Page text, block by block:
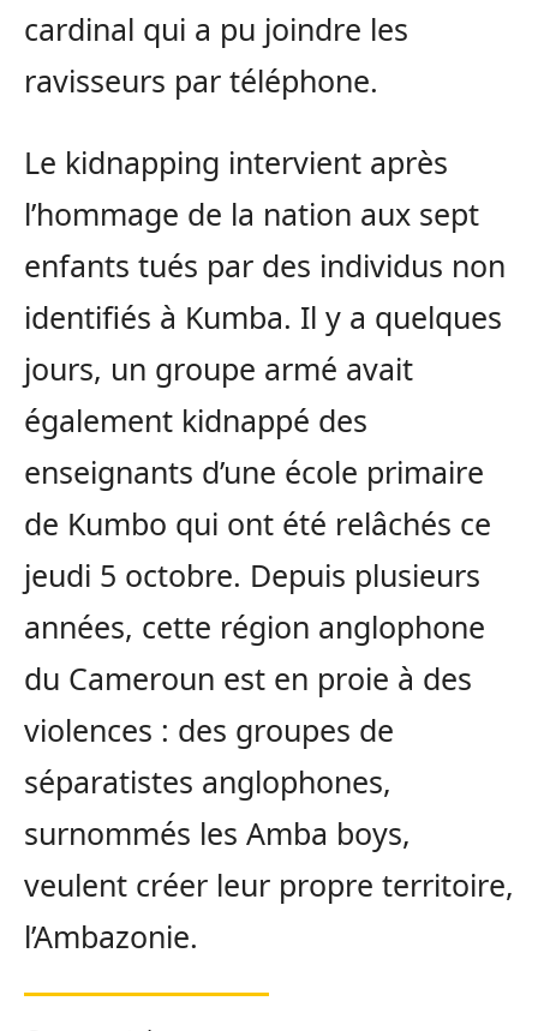
cardinal qui a pu joindre les
ravisseurs par téléphone.
Le kidnapping intervient après
l’hommage de la nation aux sept
enfants tués par des individus non
identifiés à Kumba. Il y a quelques
jours, un groupe armé avait
également kidnappé des
enseignants d’une école primaire
de Kumbo qui ont été relâchés ce
jeudi 5 octobre. Depuis plusieurs
années, cette région anglophone
du Cameroun est en proie à des
violences : des groupes de
séparatistes anglophones,
surnommés les Amba boys,
veulent créer leur propre territoire,
l’Ambazonie.